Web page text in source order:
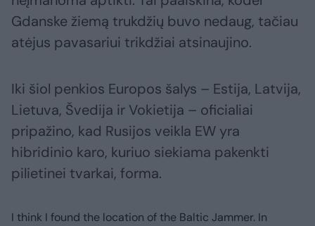
Gdanske žiemą trukdžių buvo nedaug, tačiau
atėjus pavasariui trikdžiai atsinaujino.
Iki šiol penkios Europos šalys – Estija, Latvija,
Lietuva, Švedija ir Vokietija – oficialiai
pripažino, kad Rusijos veikla EW yra
hibridinio karo, kuriuo siekiama pakenkti
pilietinei tvarkai, forma.
I think I found the location of the Baltic Jammer. In